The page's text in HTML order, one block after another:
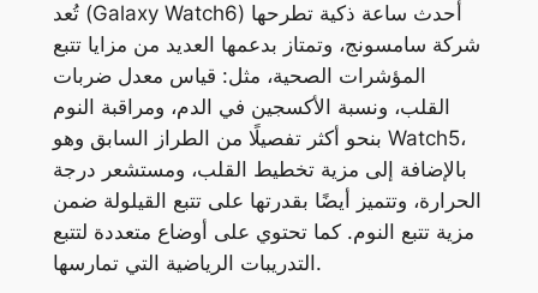
تُعد (Galaxy Watch6) أحدث ساعة ذكية تطرحها
شركة سامسونج، وتمتاز بدعمها العديد من مزايا تتبع
المؤشرات الصحية، مثل: قياس معدل ضربات
القلب، ونسبة الأكسجين في الدم، ومراقبة النوم
بنحو أكثر تفصيلًا من الطراز السابق وهو Watch5،
بالإضافة إلى مزية تخطيط القلب، ومستشعر درجة
الحرارة، وتتميز أيضًا بقدرتها على تتبع القيلولة ضمن
مزية تتبع النوم. كما تحتوي على أوضاع متعددة لتتبع
التدريبات الرياضية التي تمارسها.